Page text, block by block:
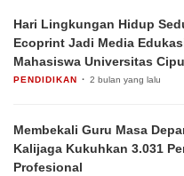
Hari Lingkungan Hidup
Ecoprint Jadi Media
Mahasiswa Universitas
PENDIDIKAN 2 bulan yang lalu
Membekali Guru Masa
Kalijaga Kukuhkan 3.031
Profesional